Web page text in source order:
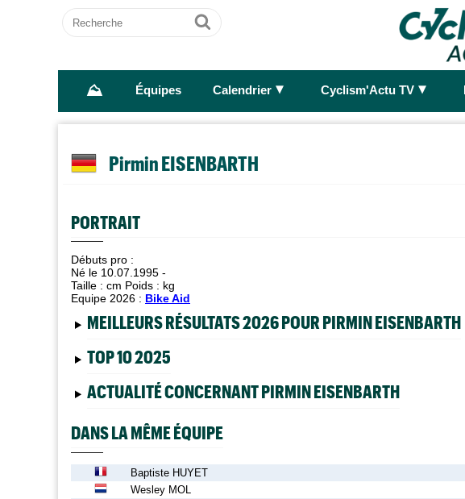
Recherche
Ok
⛰ Équipes Calendrier ► Cyclism'Actu TV ►
Pirmin EISENBARTH
PORTRAIT
Débuts pro :
Né le 10.07.1995 -
Taille : cm Poids : kg
Equipe 2026 : Bike Aid
MEILLEURS RÉSULTATS 2026 POUR PIRMIN EISENBARTH
TOP 10 2025
ACTUALITÉ CONCERNANT PIRMIN EISENBARTH
DANS LA MÊME ÉQUIPE
Baptiste HUYET
Wesley MOL